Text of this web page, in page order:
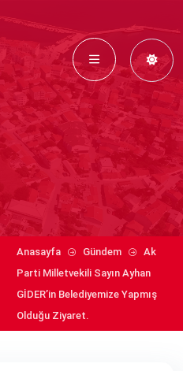
Anasayfa Gündem
Ak
Parti Milletvekili Sayın Ayhan
GİDER’in Belediyemize Yapmış
Olduğu Ziyaret.